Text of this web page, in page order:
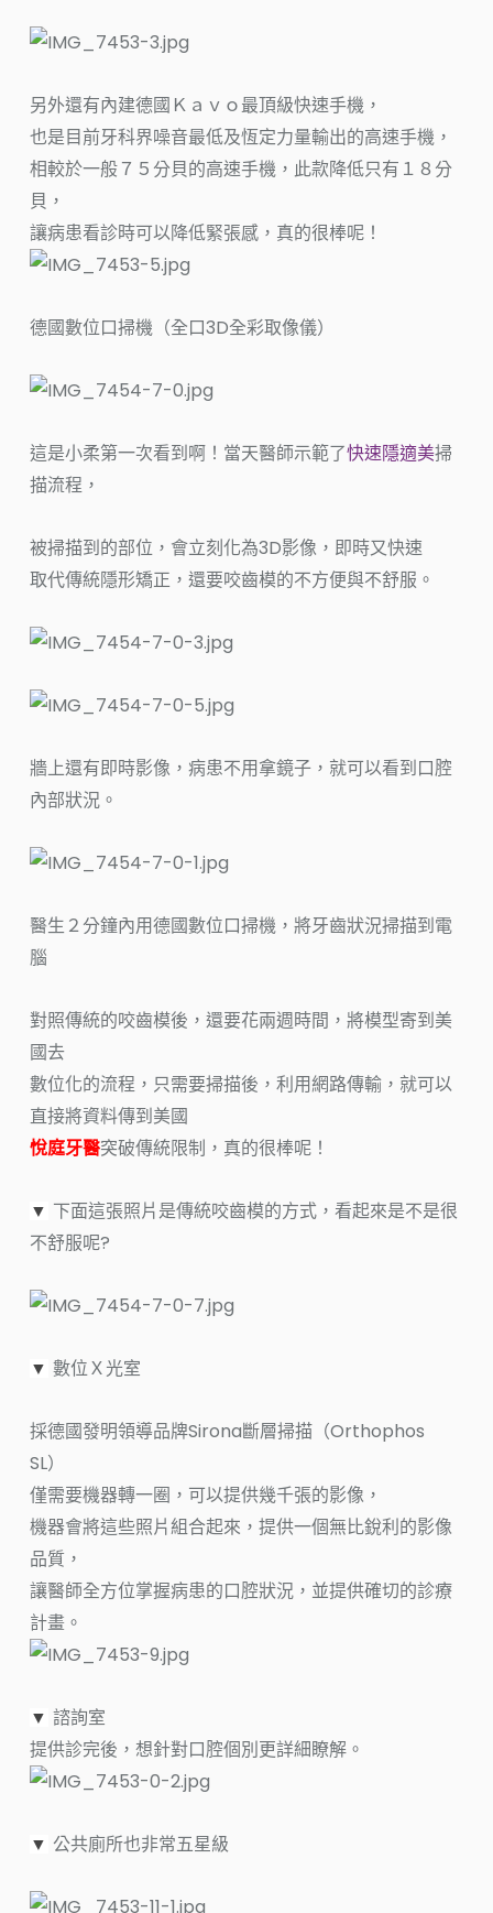
另外還有內建德國Ｋａｖｏ最頂級快速手機，
也是目前牙科界噪音最低及恆定力量輸出的高速手機，
相較於一般７５分貝的高速手機，此款降低只有１８分
貝，
讓病患看診時可以降低緊張感，真的很棒呢！
德國數位口掃機（全口3D全彩取像儀）
這是小柔第一次看到啊！ 當天醫師示範了快速隱適美掃
描流程，
被掃描到的部位，會立刻化為3D影像，即時又快速
取代傳統隱形矯正，還要咬齒模的不方便與不舒服。
牆上還有即時影像，病患不用拿鏡子，就可以看到口腔
內部狀況。
醫生２分鐘內用德國數位口掃機，將牙齒狀況掃描到電
腦
對照傳統的咬齒模後，還要花兩週時間，將模型寄到美
國去
數位化的流程，只需要掃描後，利用網路傳輸，就可以
直接將資料傳到美國
悅庭牙醫突破傳統限制，真的很棒呢！
▼ 下面這張照片是傳統咬齒模的方式，看起來是不是很
不舒服呢?
▼ 數位Ｘ光室
採德國發明領導品牌Sirona斷層掃描（Orthophos
SL）
僅需要機器轉一圈，可以提供幾千張的影像，
機器會將這些照片組合起來，提供一個無比銳利的影像
品質，
讓醫師全方位掌握病患的口腔狀況，並提供確切的診療
計畫。
▼ 諮詢室
提供診完後，想針對口腔個別更詳細瞭解。
▼ 公共廁所也非常五星級